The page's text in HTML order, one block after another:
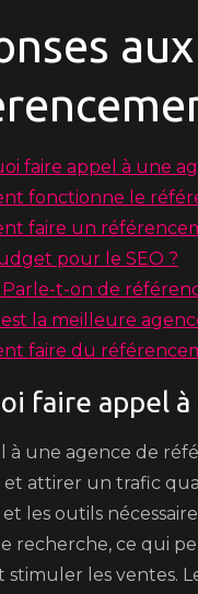
faire appel à une
fonctionne le
faire un
pour le SEO ?
t-on de
la meilleure
faire du
faire appel
à une agence de
attirer un trafic
et les outils
recherche, ce qui
stimuler les ventes.